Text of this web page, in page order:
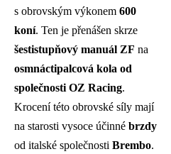
s obrovským výkonem 600
koní. Ten je přenášen skrze
šestistupňový manuál ZF na
osmnáctipalcová kola od
společnosti OZ Racing.
Krocení této obrovské síly mají
na starosti vysoce účinné brzdy
od italské společnosti Brembo.